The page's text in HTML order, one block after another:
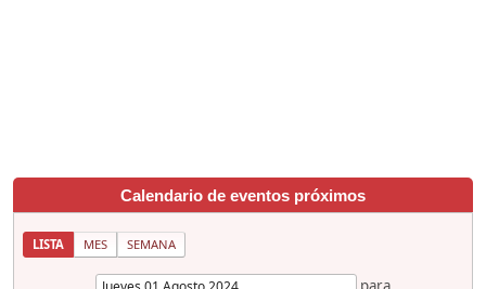
Calendario de eventos próximos
LISTA MES SEMANA